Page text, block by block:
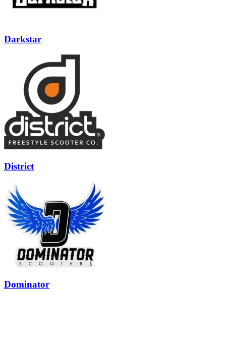
Darkstar
District
Dominator